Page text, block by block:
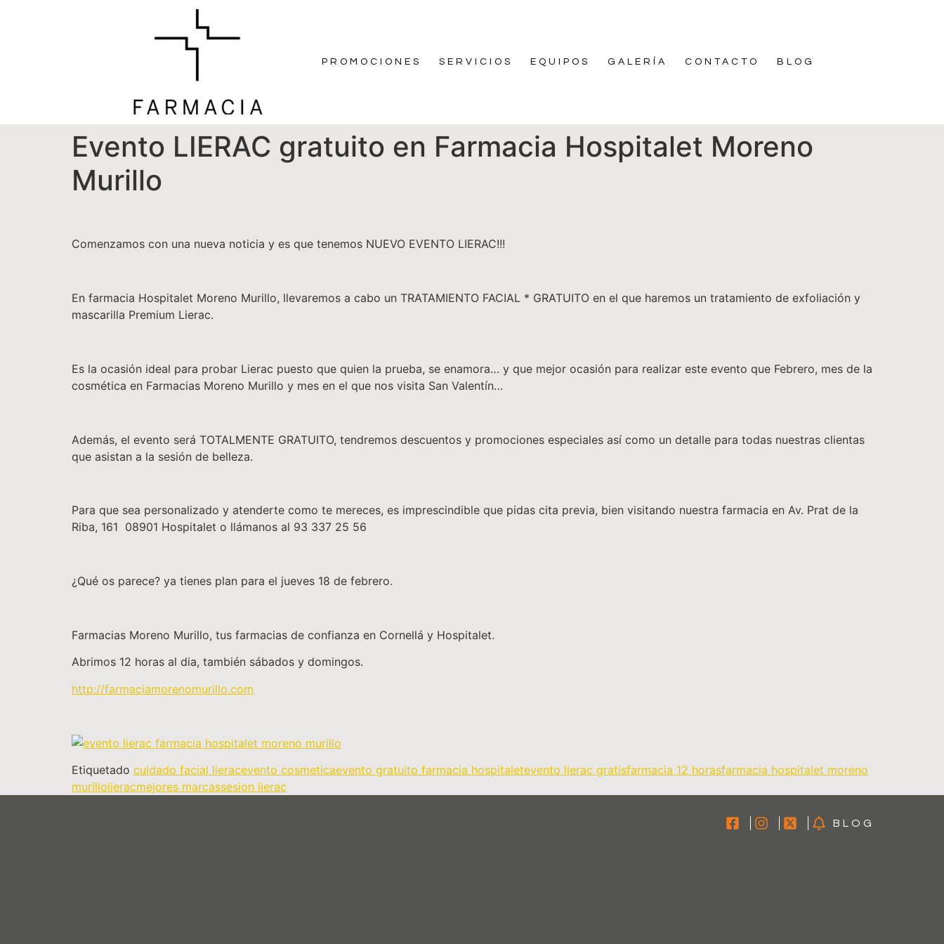
PROMOCIONES SERVICIOS EQUIPOS GALERÍA CONTACTO BLOG
Evento LIERAC gratuito en Farmacia Hospitalet Moreno
Murillo
Comenzamos con una nueva noticia y es que tenemos NUEVO EVENTO LIERAC!!!
En farmacia Hospitalet Moreno Murillo, llevaremos a cabo un TRATAMIENTO FACIAL * GRATUITO en el que haremos un tratamiento de exfoliación y
mascarilla Premium Lierac.
Es la ocasión ideal para probar Lierac puesto que quien la prueba, se enamora… y que mejor ocasión para realizar este evento que Febrero, mes de la
cosmética en Farmacias Moreno Murillo y mes en el que nos visita San Valentín…
Además, el evento será TOTALMENTE GRATUITO, tendremos descuentos y promociones especiales así como un detalle para todas nuestras clientas
que asistan a la sesión de belleza.
Para que sea personalizado y atenderte como te mereces, es imprescindible que pidas cita previa, bien visitando nuestra farmacia en Av. Prat de la
Riba, 161 08901 Hospitalet o llámanos al 93 337 25 56
¿Qué os parece? ya tienes plan para el jueves 18 de febrero.
Farmacias Moreno Murillo, tus farmacias de confianza en Cornellá y Hospitalet.
Abrimos 12 horas al dia, también sábados y domingos.
http://farmaciamorenomurillo.com
Etiquetado cuidado facial lieracevento cosmeticaevento gratuito farmacia hospitaletevento lierac gratisfarmacia 12 horasfarmacia hospitalet moreno
murillolieracmejores marcassesion lierac
BLOG